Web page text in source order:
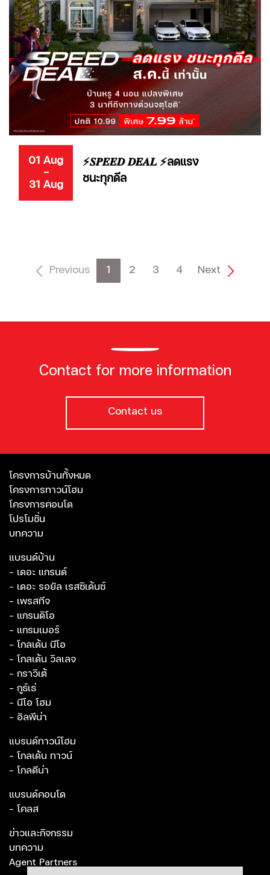
01 Aug
-
31 Aug
⚡𝑺𝑷𝑬𝑬𝑫 𝑫𝑬𝑨𝑳 ⚡ลดแรง
ชนะทุกดีล
Previous 1 2 3 4 Next
Contact for more information
Contact us
โครงการบ้านทั้งหมด
โครงการทาวน์โฮม
โครงการคอนโด
โปรโมชั่น
บทความ
แบรนด์บ้าน
- เดอะ แกรนด์
- เดอะ รอยัล เรสซิเด้นซ์
- เพรสทีจ
- แกรนดิโอ
- แกรมเมอร์
- โกลเด้น นีโอ
- โกลเด้น วิลเลจ
- กราวิเต้
- กูธ์เธ่
- นีโอ โฮม
- อัลพีน่า
แบรนด์ทาวน์โฮม
- โกลเด้น ทาวน์
- โกลดีน่า
แบรนด์คอนโด
- โคลส
ข่าวและกิจกรรม
บทความ
Agent Partners